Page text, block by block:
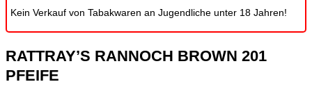
Kein Verkauf von Tabakwaren an Jugendliche unter 18 Jahren!
RATTRAY’S RANNOCH BROWN 201
PFEIFE